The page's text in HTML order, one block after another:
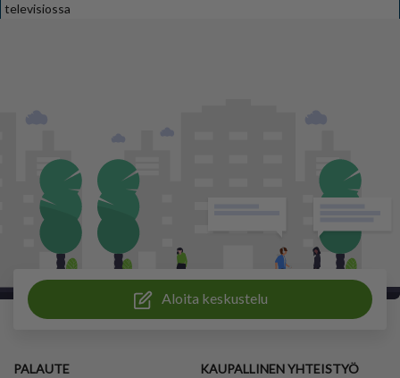
televisiossa
Aloita keskustelu
PALAUTE KAUPALLINEN YHTEISTYÖ